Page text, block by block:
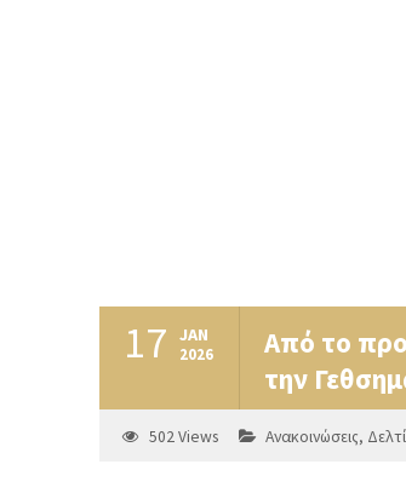
17 JAN
2026
Από το
την
502Views Ανακοινώσεις,